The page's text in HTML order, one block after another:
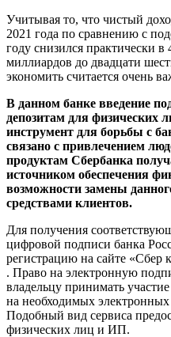
Учитывая то, что чистый
2021 года по сравнению с
году снизился практически в
миллиардов до двадцати
экономить считается очень
В данном банке введение
депозитам для физических
инструмент для борьбы с
связано с привлечением
продуктам Сбербанка
источником обеспечения
возможности замены
средствами клиентов.
Для получения
цифровой подписи банка
регистрацию на сайте «Сбер
. Право на электронную
владельцу принимать
на необходимых электронных
Подобный вид сервиса
физических лиц и ИП.